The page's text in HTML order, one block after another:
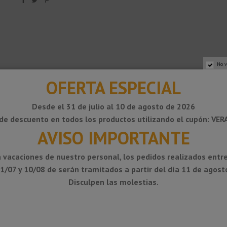
el perfil Schlüter®-BARA-RKK. Vierteaguas en forma de T con
DITRA 25. Muy útil en caso de necesitar proteger los cantos
KERDI. La unión, se realizará solopando las distintas láminas y
seguir las instrucciones del fabricante. El perfil vierteaguas con
No
OFERTA ESPECIAL
Desde el 31 de julio al 10 de agosto de 2026
descuento en todos los productos utilizando el cupón:
AVISO IMPORTANTE
vacaciones de nuestro personal, los pedidos realizados
07 y 10/08 de serán tramitados a partir del día 11 de
Disculpen las molestias.